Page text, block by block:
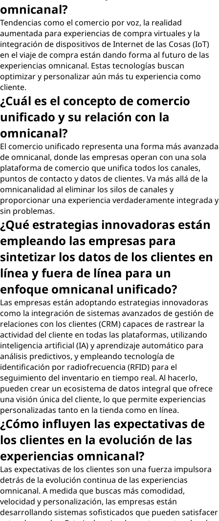
omnicanal?
Tendencias como el comercio por voz, la realidad
aumentada para experiencias de compra virtuales y la
integración de dispositivos de Internet de las Cosas (IoT)
en el viaje de compra están dando forma al futuro de las
experiencias omnicanal. Estas tecnologías buscan
optimizar y personalizar aún más tu experiencia como
cliente.
¿Cuál es el concepto de comercio
unificado y su relación con la
omnicanal?
El comercio unificado representa una forma más avanzada
de omnicanal, donde las empresas operan con una sola
plataforma de comercio que unifica todos los canales,
puntos de contacto y datos de clientes. Va más allá de la
omnicanalidad al eliminar los silos de canales y
proporcionar una experiencia verdaderamente integrada y
sin problemas.
¿Qué estrategias innovadoras están
empleando las empresas para
sintetizar los datos de los clientes en
línea y fuera de línea para un
enfoque omnicanal unificado?
Las empresas están adoptando estrategias innovadoras
como la integración de sistemas avanzados de gestión de
relaciones con los clientes (CRM) capaces de rastrear la
actividad del cliente en todas las plataformas, utilizando
inteligencia artificial (IA) y aprendizaje automático para
análisis predictivos, y empleando tecnología de
identificación por radiofrecuencia (RFID) para el
seguimiento del inventario en tiempo real. Al hacerlo,
pueden crear un ecosistema de datos integral que ofrece
una visión única del cliente, lo que permite experiencias
personalizadas tanto en la tienda como en línea.
¿Cómo influyen las expectativas de
los clientes en la evolución de las
experiencias omnicanal?
Las expectativas de los clientes son una fuerza impulsora
detrás de la evolución continua de las experiencias
omnicanal. A medida que buscas más comodidad,
velocidad y personalización, las empresas están
desarrollando sistemas sofisticados que pueden satisfacer